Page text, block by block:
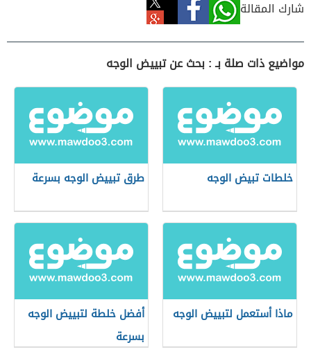
شارك المقالة
مواضيع ذات صلة بـ : بحث عن تبييض الوجه
خلطات تبيض الوجه طرق تبييض الوجه بسرعة
ماذا أستعمل لتبييض الوجه
أفضل خلطة لتبييض الوجه
بسرعة